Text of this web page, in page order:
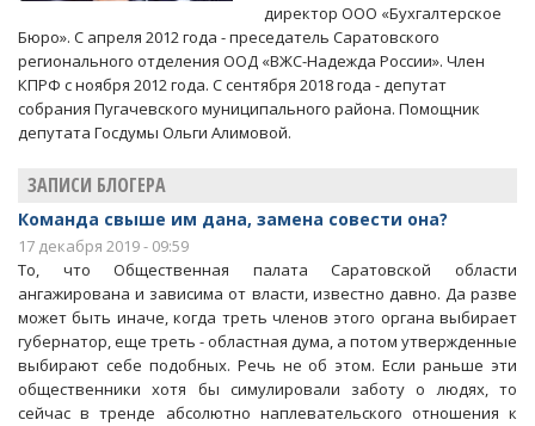
директор ООО «Бухгалтерское
Бюро». С апреля 2012 года - преседатель Саратовского
регионального отделения ООД «ВЖС-Надежда России». Член
КПРФ с ноября 2012 года. С сентября 2018 года - депутат
собрания Пугачевского муниципального района. Помощник
депутата Госдумы Ольги Алимовой.
ЗАПИСИ БЛОГЕРА
Команда свыше им дана, замена совести она?
17 декабря 2019 - 09:59
То, что Общественная палата Саратовской области
ангажирована и зависима от власти, известно давно. Да разве
может быть иначе, когда треть членов этого органа выбирает
губернатор, еще треть - областная дума, а потом утвержденные
выбирают себе подобных. Речь не об этом. Если раньше эти
общественники хотя бы симулировали заботу о людях, то
сейчас в тренде абсолютно наплевательского отношения к